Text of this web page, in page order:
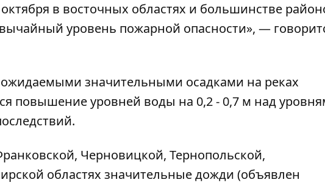
в восточных областях и большинстве
уровень пожарной опасности», —
ожидаемыми значительными осадками на реках
повышение уровней воды на 0,2 - 0,7 м над
Черновицкой, Тернопольской,
областях значительные дожди (объявлен